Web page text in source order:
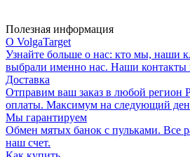
Полезная информация
О VolgaTarget
Узнайте больше о нас: кто мы, наши
выбрали именно нас. Наши контакты
Доставка
Отправим ваш заказ в любой регион
оплаты. Максимум на следующий
Мы гарантируем
Обмен мятых банок с пульками. Все
наш счет.